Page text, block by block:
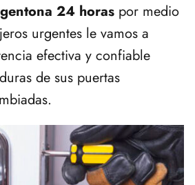
24 horas por medio
urgentes le vamos a
efectiva y confiable
de sus puertas